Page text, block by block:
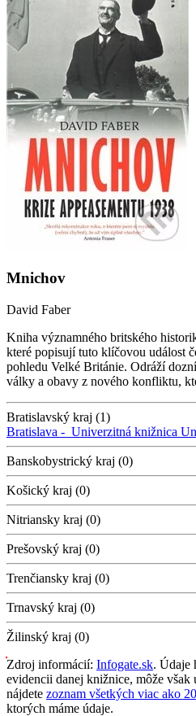
Mnichov
David Faber
Kniha významného britského
které popisují tuto klíčovou událost
pohledu Velké Británie. Odráží
války a obavy z nového konfliktu,
Bratislavský kraj (1)
Bratislava - Univerzitná knižnica
Banskobystrický kraj (0)
Košický kraj (0)
Nitriansky kraj (0)
Prešovský kraj (0)
Trenčiansky kraj (0)
Trnavský kraj (0)
Žilinský kraj (0)
Zdroj informácií: Infogate.sk. Údaje
evidencii danej knižnice, môže
nájdete zoznam všetkých viac ako
ktorých máme údaje.